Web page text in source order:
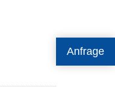
Anfrage